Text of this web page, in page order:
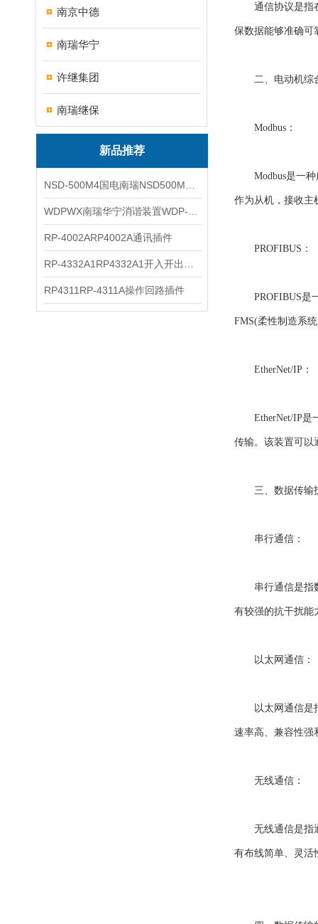
南京中德
南瑞华宁
许继集团
南瑞继保
新品推荐
RP-4002ARP4002A通讯插件
RP4311RP-4311A操作回路插件
通信协议是指在
保数据能够准确可
二、电动机综
Modbus：
Modbus是一种
作为从机，接收主
PROFIBUS：
PROFIBUS是一
FMS(柔性制造系
EtherNet/IP：
EtherNet/IP是一
传输。该装置可以
三、数据传输
串行通信：
串行通信是指数
有较强的抗干扰能
以太网通信：
以太网通信是指
速率高、兼容性强
无线通信：
无线通信是指通
有布线简单、灵活